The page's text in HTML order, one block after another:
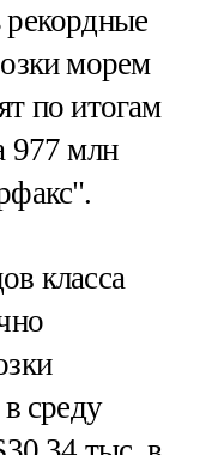
морем
по итогам
977 млн
класса
среду